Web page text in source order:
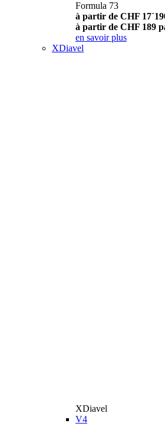
Formula 73
à partir de CHF
à partir de CHF 189
en savoir plus
XDiavel
XDiavel
V4